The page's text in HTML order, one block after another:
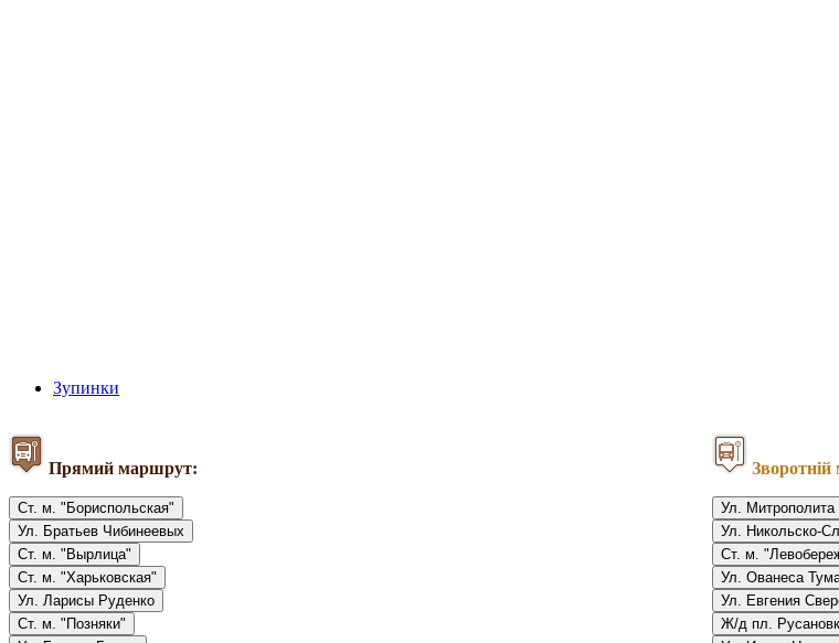
Зупинки
Прямий маршрут:
Ст. м. "Бориспольская"
Ул. Братьев Чибинеевых
Ст. м. "Вырлица"
Ст. м. "Харьковская"
Ул. Ларисы Руденко
Ст. м. "Позняки"
Ул.
Ул. Никольско-
Ст. м.
Ул. Ованеса
Ул. Евгения
Ж/д пл.